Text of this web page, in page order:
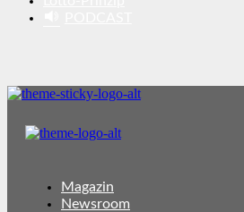
Magazin
Newsroom